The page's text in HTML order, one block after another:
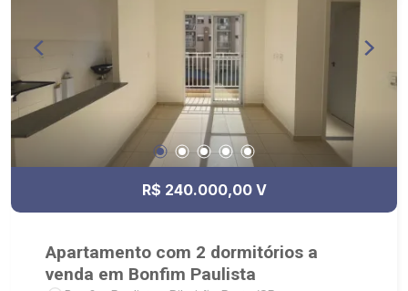
R$ 240.000,00 V
Apartamento com 2 dormitórios a
venda em Bonfim Paulista